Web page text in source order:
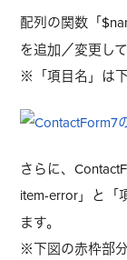
配列の関数「
を追加／変更し
※「項目名」は
さらに、
item-error」と「
ます。
※下図の赤枠部